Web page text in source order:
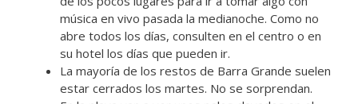
música en vivo pasada la medianoche. Como no
abre todos los días, consulten en el centro o en
su hotel los días que pueden ir.
La mayoría de los restos de Barra Grande suelen
estar cerrados los martes. No se sorprendan.